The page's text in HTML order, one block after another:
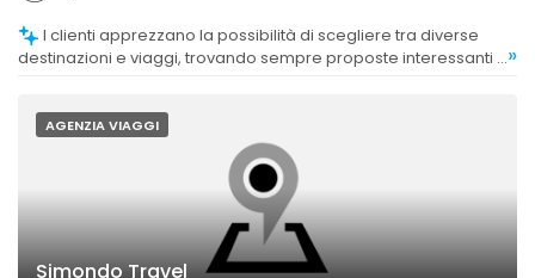
destinazioni e viaggi, trovando sempre proposte interessanti e»
AGENZIA VIAGGI
Simondo Travel